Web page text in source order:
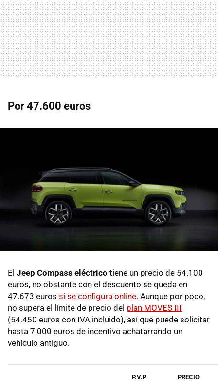
Por 47.600 euros
El Jeep Compass eléctrico tiene un precio de 54.100
euros, no obstante con el descuento se queda en
47.673 euros si se configura online. Aunque por poco,
no supera el límite de precio del plan MOVES III
(54.450 euros con IVA incluido), así que puede solicitar
hasta 7.000 euros de incentivo achatarrando un
vehículo antiguo.
P.V.P PRECIO